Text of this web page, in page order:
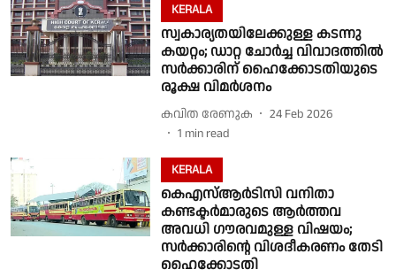
KERALA
സ്വകാര്യതയിലേക്കുള്ള കടന്നു
കയറ്റം; ഡാറ്റ ചോര്‍ച്ച വിവാദത്തില്‍
സര്‍ക്കാരിന് ഹൈക്കോടതിയുടെ
രൂക്ഷ വിമര്‍ശനം
കവിത രേണുക
24 Feb 2026
1 min read
KERALA
കെഎസ്ആര്‍ടിസി വനിതാ
കണ്ടക്ടര്‍മാരുടെ ആര്‍ത്തവ
അവധി ഗൗരവമുള്ള വിഷയം;
സര്‍ക്കാരിൻ്റെ വിശദീകരണം തേടി
ഹൈക്കോടതി